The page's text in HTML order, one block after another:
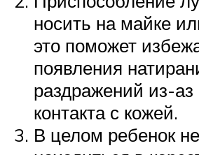
носить на майке
это поможет
появления
раздражений из-аз
контакта с кожей.
В целом ребенок